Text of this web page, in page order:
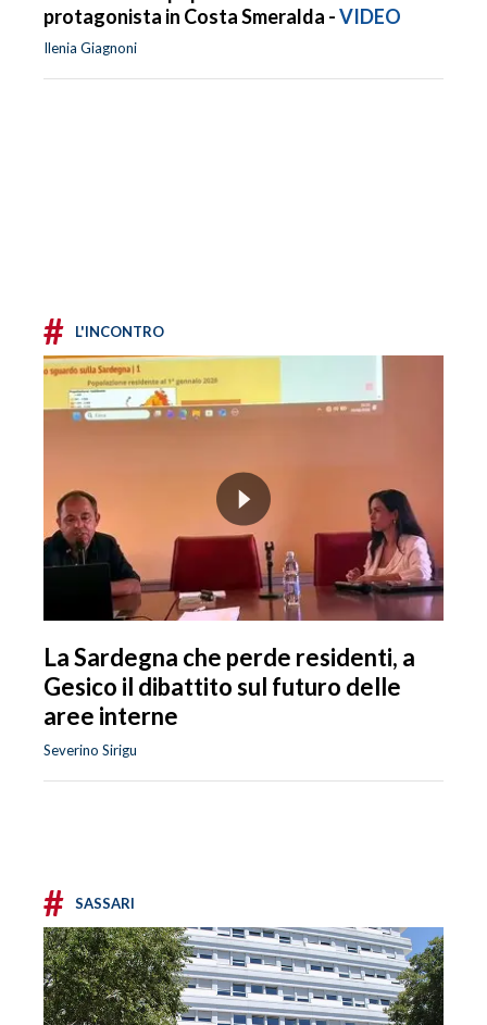
protagonista in Costa Smeralda -VIDEO
Ilenia Giagnoni
# L'INCONTRO
La Sardegna che perde residenti, a
Gesico il dibattito sul futuro delle
aree interne
Severino Sirigu
# SASSARI